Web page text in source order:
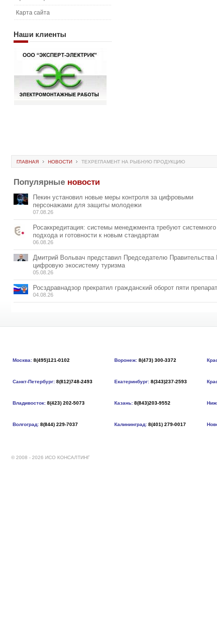
Карта сайта
Наши клиенты
ГЛАВНАЯ НОВОСТИ ТЕХРЕГЛАМЕНТ НА РЫБНУЮ ПРОДУКЦИЮ
Популярные новости
Пекин установил новые меры контроля за цифровыми
персонажами для защиты молодежи
07.08.26
Росаккредитация: системы менеджмента требуют системного
подхода и готовности к новым стандартам
06.08.26
Дмитрий Вольвач представил Председателю
цифровую экосистему туризма
05.08.26
Росздравнадзор прекратил гражданский оборот пяти
04.08.26
Москва: 8(495)121-0102 Воронеж: 8(473) 300-3372
Санкт-Петербург: 8(812)748-2493 Екатеринбург: 8(343)237-2593
Владивосток: 8(423) 202-5073 Казань: 8(843)203-9552
Волгоград: 8(844) 229-7037 Калининград: 8(401) 279-0017
© 2008 - 2026 ИСО КОНСАЛТИНГ